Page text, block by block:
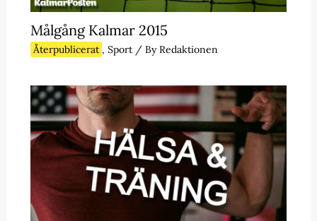
Målgång Kalmar 2015
Återpublicerat , Sport/ ByRedaktionen